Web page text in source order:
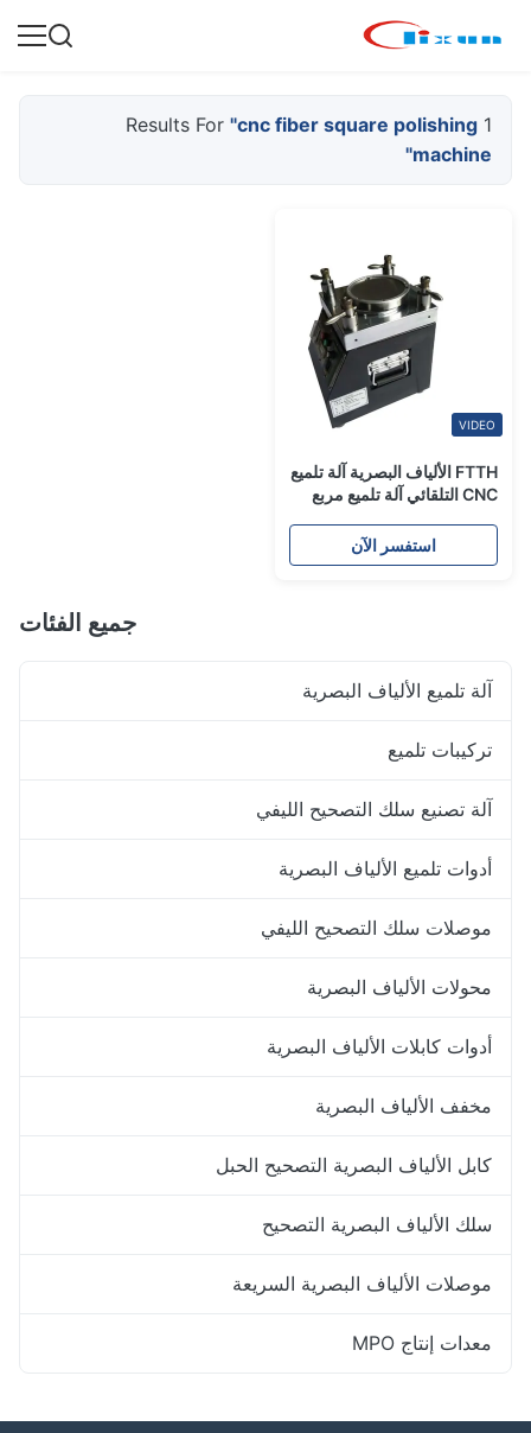
1 Results For
"cnc fiber square polishing
machine"
VIDEO
FTTH الألياف البصرية آلة تلميع
CNC التلقائي آلة تلميع مربع
استفسر الآن
جميع الفئات
آلة تلميع الألياف البصرية
تركيبات تلميع
آلة تصنيع سلك التصحيح الليفي
أدوات تلميع الألياف البصرية
موصلات سلك التصحيح الليفي
محولات الألياف البصرية
أدوات كابلات الألياف البصرية
مخفف الألياف البصرية
كابل الألياف البصرية التصحيح الحبل
سلك الألياف البصرية التصحيح
موصلات الألياف البصرية السريعة
معدات إنتاج MPO